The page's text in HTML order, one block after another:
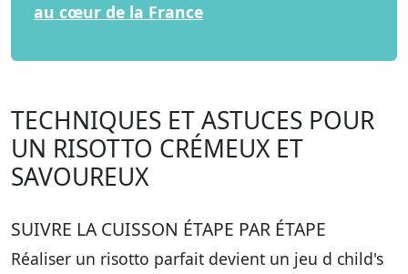
au cœur de la France
TECHNIQUES ET ASTUCES POUR
UN RISOTTO CRÉMEUX ET
SAVOUREUX
SUIVRE LA CUISSON ÉTAPE PAR ÉTAPE
Réaliser un risotto parfait devient un jeu d child's